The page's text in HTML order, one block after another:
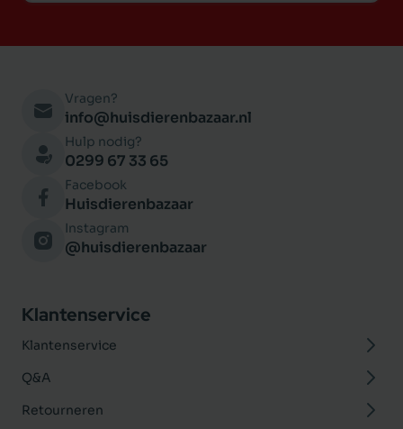
Vragen?
info@huisdierenbazaar.nl
Hulp nodig?
0299 67 33 65
Facebook
Huisdierenbazaar
Instagram
@huisdierenbazaar
Klantenservice
Klantenservice
Q&A
Retourneren